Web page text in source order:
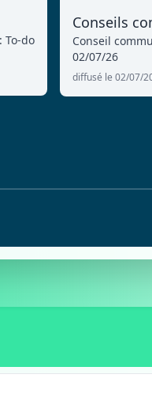
To-do
Conseils
Conseil
02/07/26
diffusé le 02/07/